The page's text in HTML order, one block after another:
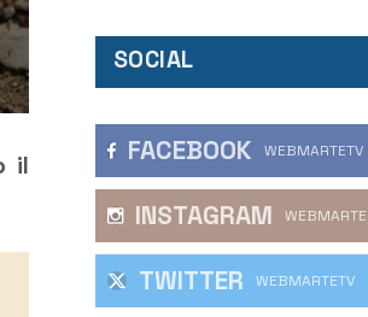
il
SOCIAL
FACEBOOK WEBMARTETV
INSTAGRAM
TWITTER WEBMARTETV